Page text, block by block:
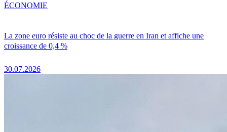
La zone euro résiste au choc de la guerre en Iran et affiche une
croissance de 0,4 %
30.07.2026
ÉCONOMIE